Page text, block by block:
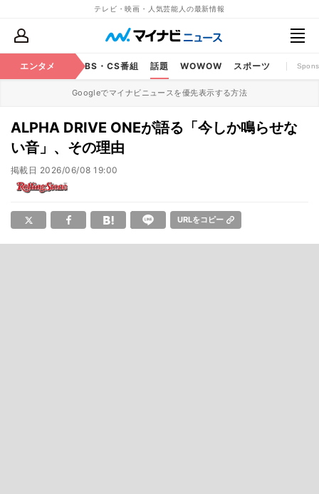
テレビ・映画・人気芸能人の最新情報
エンタメ
映画 YouTube BS・CS番組 話題 WOWOW スポーツ
Googleでマイナビニュースを優先表示する方法
ALPHA DRIVE ONEが語る「今しか鳴らせな
い音」、その理由
掲載日 2026/06/08 19:00
URLをコピー